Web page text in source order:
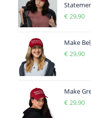
€ 29,90
Make
€ 29,90
Make
€ 29,90